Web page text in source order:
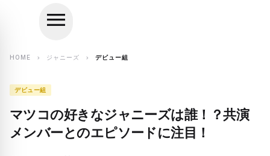
search
menu
HOME chevron_right ジャニーズ chevron_right デビュー組
デビュー組
マツコの好きなジャニーズは誰！？共演
メンバーとのエピソードに注目！